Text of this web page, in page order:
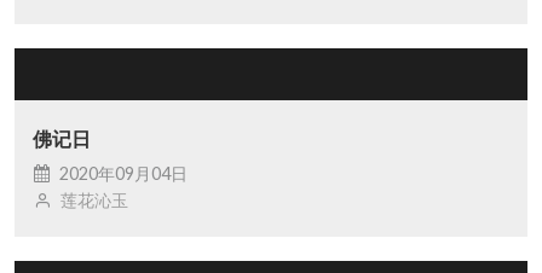
佛记日
2020年09月04日
莲花沁玉